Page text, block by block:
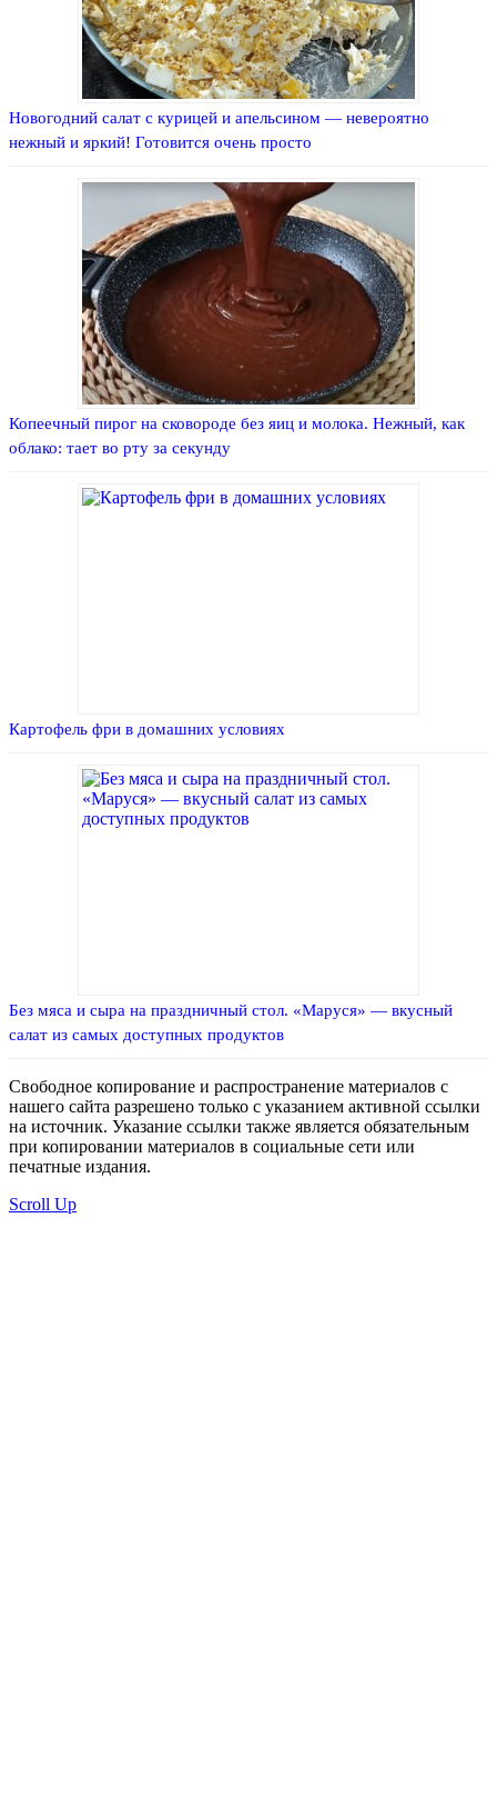
Новогодний салат с курицей и апельсином — невероятно
нежный и яркий! Готовится очень просто
Копеечный пирог на сковороде без яиц и молока. Нежный, как
облако: тает во рту за секунду
Картофель фри в домашних условиях
Без мяса и сыра на праздничный стол. «Маруся» — вкусный
салат из самых доступных продуктов
Свободное копирование и распространение материалов с
нашего сайта разрешено только с указанием активной ссылки
на источник. Указание ссылки также является обязательным
при копировании материалов в социальные сети или
печатные издания.
Scroll Up